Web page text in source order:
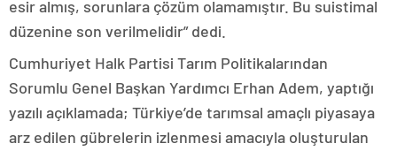
esir almış, sorunlara çözüm olamamıştır. Bu suistimal
düzenine son verilmelidir” dedi.
Cumhuriyet Halk Partisi Tarım Politikalarından
Sorumlu Genel Başkan Yardımcı Erhan Adem, yaptığı
yazılı açıklamada; Türkiye’de tarımsal amaçlı piyasaya
arz edilen gübrelerin izlenmesi amacıyla oluşturulan